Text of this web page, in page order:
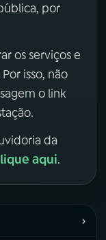
por
os serviços e
isso, não
o link
da
aqui.
›